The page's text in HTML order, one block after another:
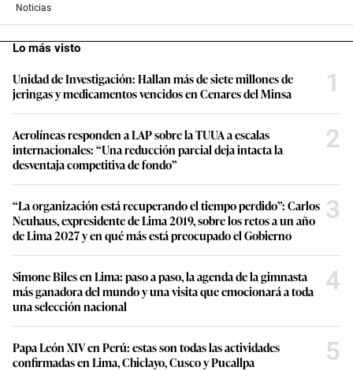
Noticias
Lo más visto
Unidad de Investigación: Hallan más de siete millones de
jeringas y medicamentos vencidos en Cenares del Minsa
1
Aerolíneas responden a LAP sobre la TUUA a escalas
internacionales: “Una reducción parcial deja intacta la
desventaja competitiva de fondo”
2
“La organización está recuperando el tiempo perdido”: Carlos
Neuhaus, expresidente de Lima 2019, sobre los retos a un año
de Lima 2027 y en qué más está preocupado el Gobierno
3
Simone Biles en Lima: paso a paso, la agenda de la gimnasta
más ganadora del mundo y una visita que emocionará a toda
una selección nacional
4
Papa León XIV en Perú: estas son todas las actividades
confirmadas en Lima, Chiclayo, Cusco y Pucallpa
5